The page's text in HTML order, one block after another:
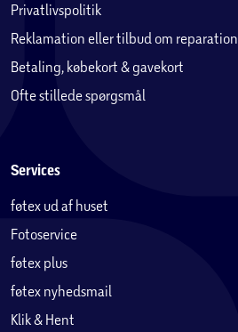
Privatlivspolitik
Reklamation eller tilbud om reparation
Betaling, købekort & gavekort
Ofte stillede spørgsmål
Services
føtex ud af huset
Fotoservice
føtex plus
føtex nyhedsmail
Klik & Hent